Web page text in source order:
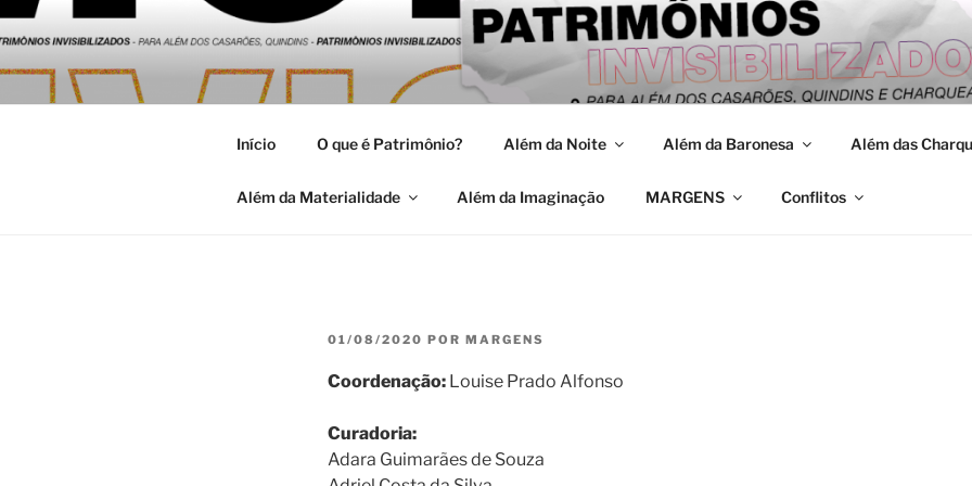
Pular
para
o
conteúdo
MARGENS: DIFERENTES
HABITAR PELOTAS
Universidade Federal de Pelotas
Início O que é Patrimônio? Além da Noite Além da Baronesa Além das
Além da Materialidade Além da Imaginação MARGENS Conflitos
PUBLICADO
01/08/2020 POR MARGENS
Coordenação: Louise Prado Alfonso
Curadoria:
Adara Guimarães de Souza